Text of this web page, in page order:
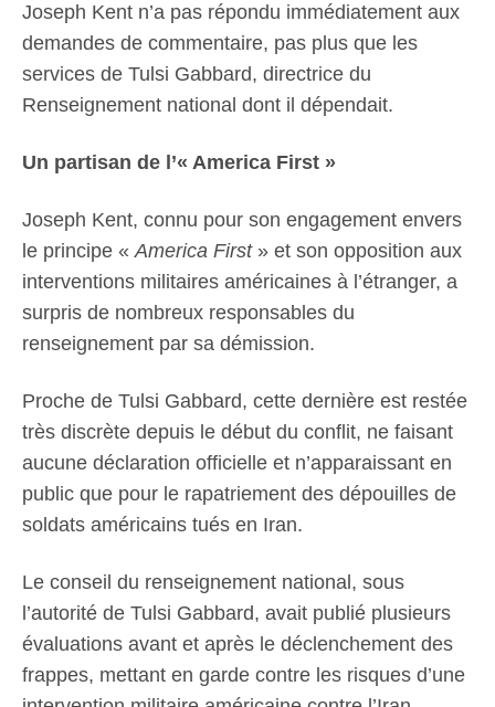
Joseph Kent n’a pas répondu immédiatement aux
demandes de commentaire, pas plus que les
services de Tulsi Gabbard, directrice du
Renseignement national dont il dépendait.
Un partisan de l’« America First »
Joseph Kent, connu pour son engagement envers
le principe «America First» et son opposition aux
interventions militaires américaines à l’étranger, a
surpris de nombreux responsables du
renseignement par sa démission.
Proche de Tulsi Gabbard, cette dernière est restée
très discrète depuis le début du conflit, ne faisant
aucune déclaration officielle et n’apparaissant en
public que pour le rapatriement des dépouilles de
soldats américains tués en Iran.
Le conseil du renseignement national, sous
l’autorité de Tulsi Gabbard, avait publié plusieurs
évaluations avant et après le déclenchement des
frappes, mettant en garde contre les risques d’une